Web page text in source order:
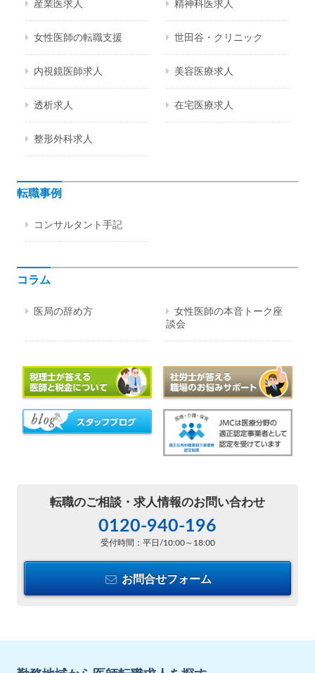
産業医求人 精神科医求人
女性医師の転職支援 世田谷・クリニック
内視鏡医師求人 美容医療求人
透析求人 在宅医療求人
整形外科求人
転職事例
コンサルタント手記
コラム
医局の辞め方
女性医師の本音トーク座
談会
転職のご相談・ 求人情報のお問い合わせ
0120-940-196
受付時間：平日/10:00～18:00
お問合せフォーム